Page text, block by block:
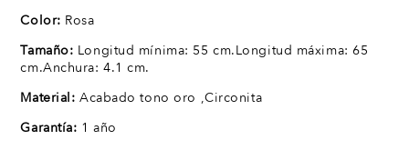
Color: Rosa
Tamaño: Longitud mínima: 55 cm.Longitud máxima: 65
cm.Anchura: 4.1 cm.
Material: Acabado tono oro ,Circonita
Garantía: 1 año